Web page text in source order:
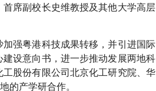
席副校长史维教授及其他大学高层
强粤港科技成果转移，并引进国际
设意向书，进一步推动发展两地科
股份有限公司北京化工研究院、华
的产学研合作。